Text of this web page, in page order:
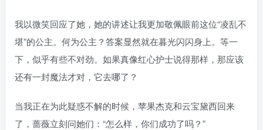
我以微笑回应了她，她的讲述让我更加敬佩眼前这位“凌乱不
堪”的公主。何为公主？答案显然就在暮光闪闪身上。等一
下，似乎有些不对劲。如果真像红心护士说得那样，那应该
还有一封魔法才对，它去哪了？
当我正在为此疑惑不解的时候，苹果杰克和云宝黛西回来
了，蔷薇立刻问她们：“怎么样，你们成功了吗？”